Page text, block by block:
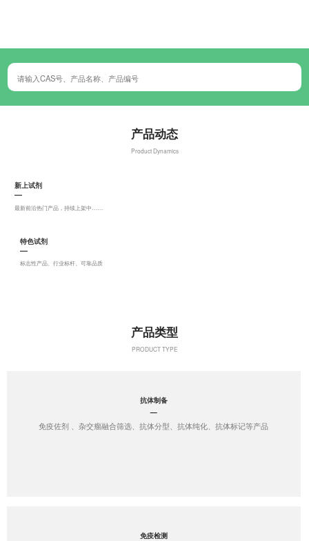
产品动态
Product Dynamics
新上试剂
最新前沿热门产品，持续上架中……
特色试剂
标志性产品、行业标杆、可靠品质
产品类型
PRODUCT TYPE
抗体制备
免疫佐剂 、杂交瘤融合筛选、抗体分型、抗体纯化、抗体标记等产品
免疫检测